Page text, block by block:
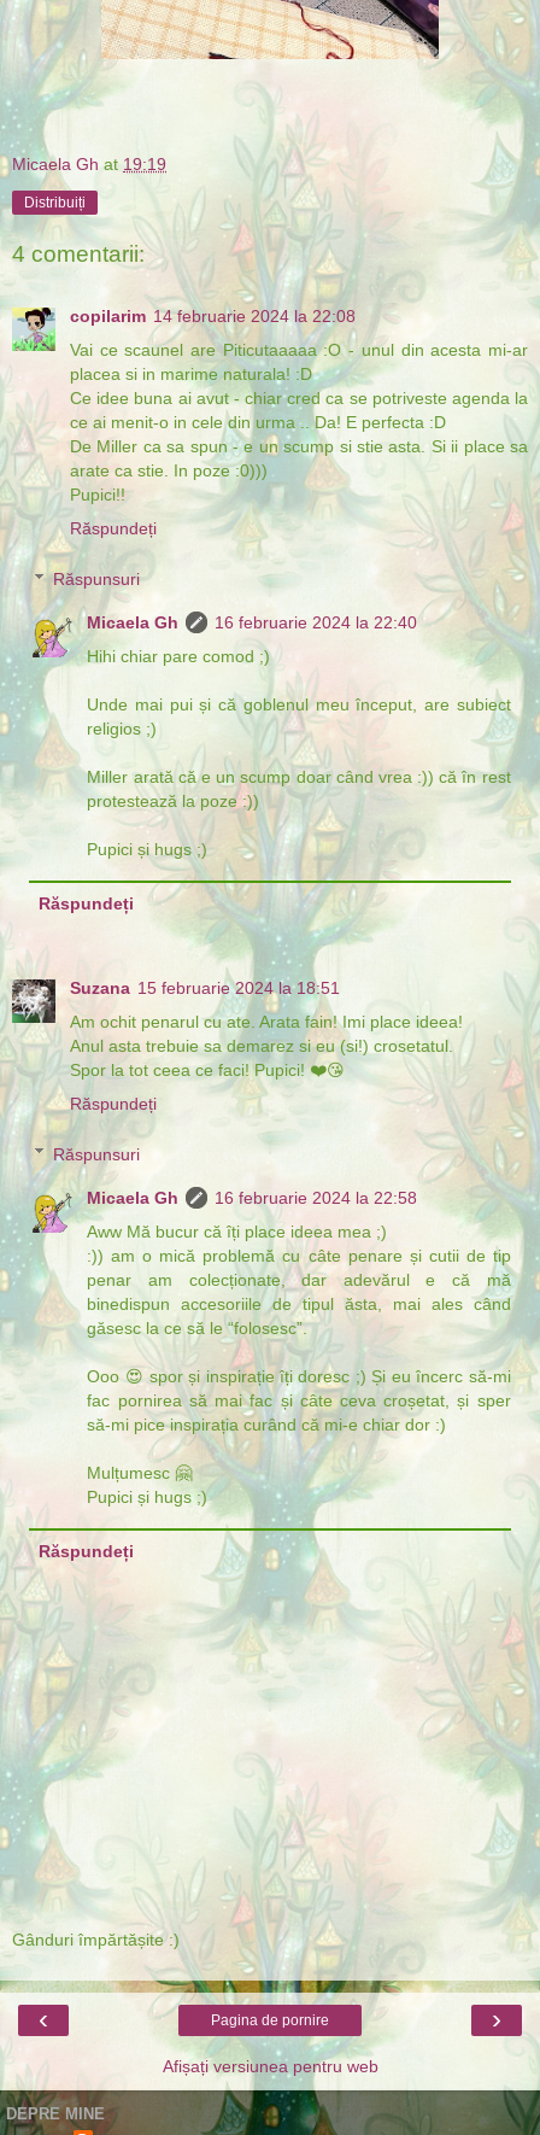
Micaela Gh at 19:19
Distribuiți
4 comentarii:
copilarim 14 februarie 2024 la 22:08
Vai ce scaunel are Piticutaaaaa :O - unul din acesta mi-ar
placea si in marime naturala! :D
Ce idee buna ai avut - chiar cred ca se potriveste agenda la
ce ai menit-o in cele din urma .. Da! E perfecta :D
De Miller ca sa spun - e un scump si stie asta. Si ii place sa
arate ca stie. In poze :0)))
Pupici!!
Răspundeți
Răspunsuri
Micaela Gh
16 februarie 2024 la 22:40
Hihi chiar pare comod ;)
Unde mai pui și că goblenul meu început, are subiect
religios ;)
Miller arată că e un scump doar când vrea :)) că în rest
protestează la poze :))
Pupici și hugs ;)
Răspundeți
Suzana 15 februarie 2024 la 18:51
Am ochit penarul cu ate. Arata fain! Imi place ideea!
Anul asta trebuie sa demarez si eu (si!) crosetatul.
Spor la tot ceea ce faci! Pupici! ❤️😘
Răspundeți
Răspunsuri
Micaela Gh
16 februarie 2024 la 22:58
Aww Mă bucur că îți place ideea mea ;)
:)) am o mică problemă cu câte penare și cutii de tip
penar am colecționate, dar adevărul e că mă
binedispun accesoriile de tipul ăsta, mai ales când
găsesc la ce să le “folosesc”.
Ooo 😍 spor și inspirație îți doresc ;) Și eu încerc să-mi
fac pornirea să mai fac și câte ceva croșetat, și sper
să-mi pice inspirația curând că mi-e chiar dor :)
Mulțumesc 🤗
Pupici și hugs ;)
Răspundeți
Gânduri împărtășite :)
‹ ›
Pagina de pornire
Afișați versiunea pentru web
DEPRE MINE